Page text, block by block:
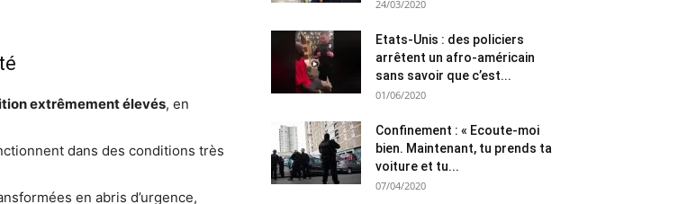
extrêmement élevés, en
dans des conditions très
en abris d’urgence,
24/03/2020
Etats-Unis : des policiers
arrêtent un afro-américain
sans savoir que c’est...
01/06/2020
Confinement : « Ecoute-moi
bien. Maintenant, tu prends ta
voiture et tu...
07/04/2020